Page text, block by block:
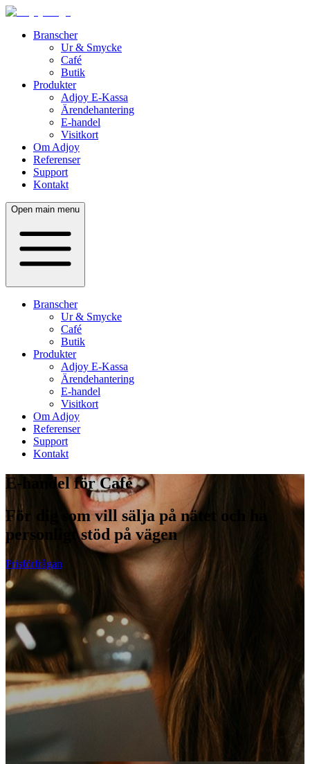
Branscher
Ur & Smycke
Café
Butik
Produkter
Adjoy E-Kassa
Ärendehantering
E-handel
Visitkort
Om Adjoy
Referenser
Support
Kontakt
Open main menu
Branscher
Ur & Smycke
Café
Butik
Produkter
Adjoy E-Kassa
Ärendehantering
E-handel
Visitkort
Om Adjoy
Referenser
Support
Kontakt
E-handel för Café
För dig som vill sälja på nätet och ha
personligt stöd på vägen
Prisförfrågan